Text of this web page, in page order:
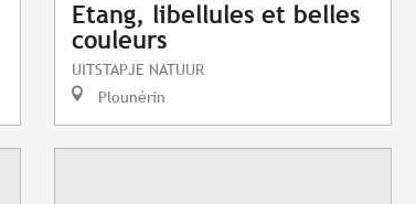
Etang, libellules et belles
couleurs
UITSTAPJE NATUUR
Plounérin